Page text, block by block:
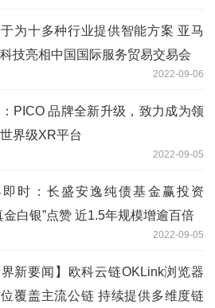
为十多种行业提供智能方案 亚马
技亮相中国国际服务贸易交易会
2022-09-06
PICO 品牌全新升级，致力成为领
界级XR平台
2022-09-05
即时：长盛安逸纯债基金赢投资
金白银”点赞 近1.5年规模增逾百倍
2022-09-05
界新要闻】欧科云链OKLink浏览器
覆盖主流公链 持续提供多维度链